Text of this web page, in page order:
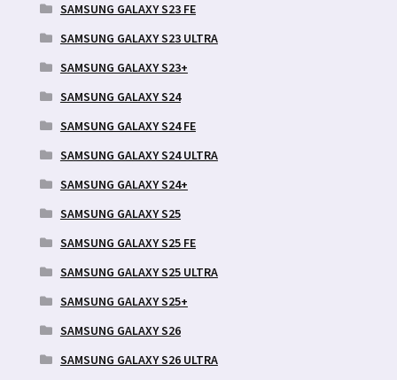
SAMSUNG GALAXY S23 FE
SAMSUNG GALAXY S23 ULTRA
SAMSUNG GALAXY S23+
SAMSUNG GALAXY S24
SAMSUNG GALAXY S24 FE
SAMSUNG GALAXY S24 ULTRA
SAMSUNG GALAXY S24+
SAMSUNG GALAXY S25
SAMSUNG GALAXY S25 FE
SAMSUNG GALAXY S25 ULTRA
SAMSUNG GALAXY S25+
SAMSUNG GALAXY S26
SAMSUNG GALAXY S26 ULTRA